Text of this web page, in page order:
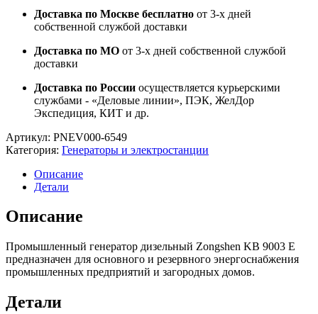
Доставка по Москве бесплатно от 3-х дней
собственной службой доставки
Доставка по МО от 3-х дней собственной службой
доставки
Доставка по России осуществляется курьерскими
службами - «Деловые линии», ПЭК, ЖелДор
Экспедиция, КИТ и др.
Артикул: PNEV000-6549
Категория: Генераторы и электростанции
Описание
Детали
Описание
Промышленный генератор дизельный Zongshen KB 9003 E
предназначен для основного и резервного энергоснабжения
промышленных предприятий и загородных домов.
Детали